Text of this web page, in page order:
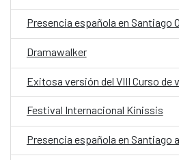
Presencia española en Santiago
Dramawalker
Exitosa versión del VIII Curso de
Festival Internacional Kinissis
Presencia española en Santiago